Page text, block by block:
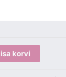
korvi